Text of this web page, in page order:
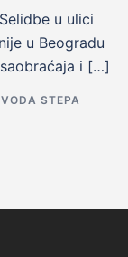
u ulici
u Beogradu
i […]
STEPA